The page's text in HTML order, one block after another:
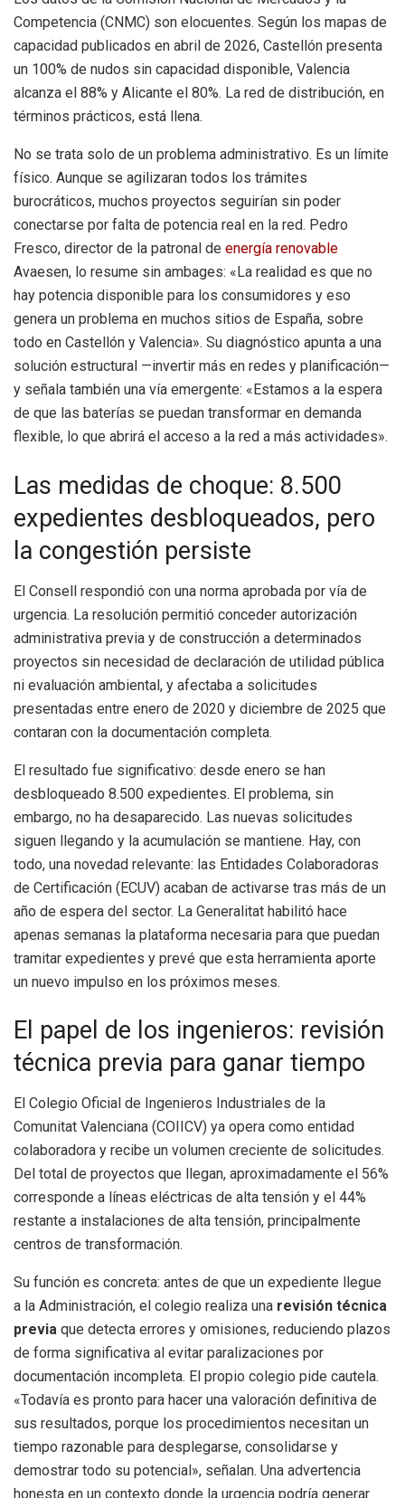
Competencia (CNMC) son elocuentes. Según los mapas de
capacidad publicados en abril de 2026, Castellón presenta
un 100% de nudos sin capacidad disponible, Valencia
alcanza el 88% y Alicante el 80%. La red de distribución, en
términos prácticos, está llena.
No se trata solo de un problema administrativo. Es un límite
físico. Aunque se agilizaran todos los trámites
burocráticos, muchos proyectos seguirían sin poder
conectarse por falta de potencia real en la red. Pedro
Fresco, director de la patronal de energía renovable
Avaesen, lo resume sin ambages: «La realidad es que no
hay potencia disponible para los consumidores y eso
genera un problema en muchos sitios de España, sobre
todo en Castellón y Valencia». Su diagnóstico apunta a una
solución estructural —invertir más en redes y planificación—
y señala también una vía emergente: «Estamos a la espera
de que las baterías se puedan transformar en demanda
flexible, lo que abrirá el acceso a la red a más actividades».
Las medidas de choque: 8.500
expedientes desbloqueados, pero
la congestión persiste
El Consell respondió con una norma aprobada por vía de
urgencia. La resolución permitió conceder autorización
administrativa previa y de construcción a determinados
proyectos sin necesidad de declaración de utilidad pública
ni evaluación ambiental, y afectaba a solicitudes
presentadas entre enero de 2020 y diciembre de 2025 que
contaran con la documentación completa.
El resultado fue significativo: desde enero se han
desbloqueado 8.500 expedientes. El problema, sin
embargo, no ha desaparecido. Las nuevas solicitudes
siguen llegando y la acumulación se mantiene. Hay, con
todo, una novedad relevante: las Entidades Colaboradoras
de Certificación (ECUV) acaban de activarse tras más de un
año de espera del sector. La Generalitat habilitó hace
apenas semanas la plataforma necesaria para que puedan
tramitar expedientes y prevé que esta herramienta aporte
un nuevo impulso en los próximos meses.
El papel de los ingenieros: revisión
técnica previa para ganar tiempo
El Colegio Oficial de Ingenieros Industriales de la
Comunitat Valenciana (COIICV) ya opera como entidad
colaboradora y recibe un volumen creciente de solicitudes.
Del total de proyectos que llegan, aproximadamente el 56%
corresponde a líneas eléctricas de alta tensión y el 44%
restante a instalaciones de alta tensión, principalmente
centros de transformación.
Su función es concreta: antes de que un expediente llegue
a la Administración, el colegio realiza una revisión técnica
previa que detecta errores y omisiones, reduciendo plazos
de forma significativa al evitar paralizaciones por
documentación incompleta. El propio colegio pide cautela.
«Todavía es pronto para hacer una valoración definitiva de
sus resultados, porque los procedimientos necesitan un
tiempo razonable para desplegarse, consolidarse y
demostrar todo su potencial», señalan. Una advertencia
honesta en un contexto donde la urgencia podría generar